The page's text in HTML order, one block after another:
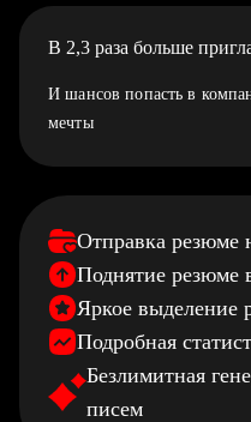
В 2,3 раза больше
И шансов попасть в
мечты
Отправка резюме
Поднятие резюме
Яркое выделение
Подробная
Безлимитная
писем